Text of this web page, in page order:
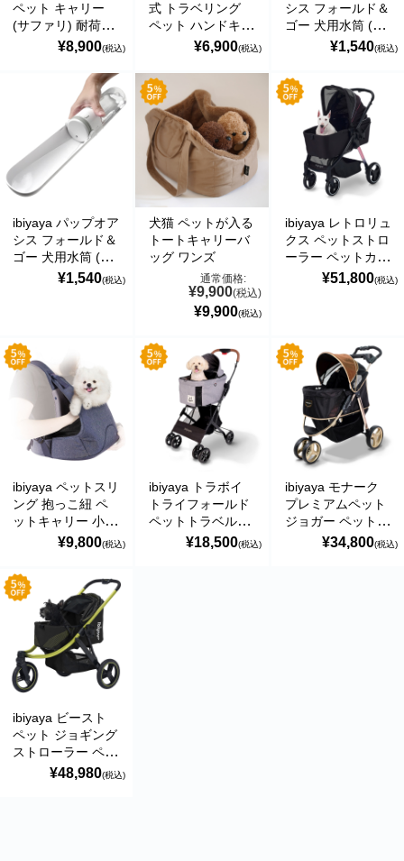
ペット キャリー
(サファリ) 耐荷重
約6kg 小型犬 犬
おでかけ 通院 旅
行 軽量 折りたた
み式 お手入れ簡単
Classic Pet Carrier
イビヤヤ
FC47657
¥8,900(税込)
式 トラベリング
ペット ハンドキャ
リー トスカーナ
猫 うさぎ ペット
キャリア 通気性
ケース おでかけ
旅行 通院 軽量 コ
ンパクト
Collapsible
Traveling Pet
Hand Carrier イビ
ヤヤ FC1006-T
¥6,900(税込)
シス フォールド＆
ゴー 犬用水筒 (ラ
ベンダー)
Go Dog Water
Bottle イビヤヤ
FP0013-P
¥1,540(税込)
ibiyaya パップオア
シス フォールド＆
ゴー 犬用水筒 (ピ
ュアホワイト)
FP0013-W
¥1,540(税込)
犬猫 ペットが入る
トートキャリーバ
ッグ ワンズ
通常価格:
¥9,900(税込)
¥9,900(税込)
ibiyaya レトロリュ
クス ペットストロ
ーラー ペットカー
ト (プリズムブラ
型犬 小型犬 分離
型 ブランド おし
ゃれ 4輪 折りたた
み 通気性 散歩 お
でかけ Retro Luxe
Pet Stroller イビヤ
ヤ FS2102
¥51,800(税込)
ibiyaya ペットスリ
ング 抱っこ紐 ペ
ットキャリー 小型
犬 子犬 猫 前抱え
通気性 旅行 アウ
トドア 通院 おで
かけ Hug Pack
Dog Sling Carrier
イビヤヤ FC2270
¥9,800(税込)
ibiyaya トラボイ
トライフォールド
ペットトラベルシ
ステム 3WAY ペッ
¥18,500(税込)
ibiyaya モナーク
プレミアムペット
ジョガー ペットカ
ート 耐荷重約
¥34,800(税込)
ibiyaya ビースト
ペット ジョギング
ストローラー ペッ
トカート (ジェッ
¥48,980(税込)
株式会社日本エコソーラー
株式会社日本エコファーム
Marco-Line 関連会社一覧 ＞
関連サイト
ドッグフードBLOG【アマリコ】
犬カフェNAVI